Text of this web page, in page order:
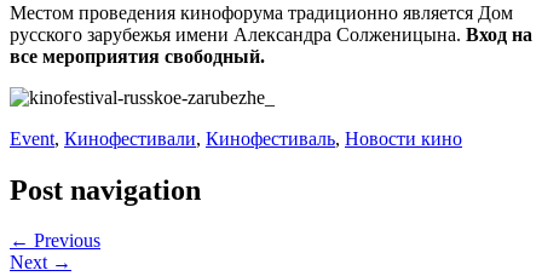
Местом проведения кинофорума традиционно является Дом
русского зарубежья имени Александра Солженицына. Вход на
все мероприятия свободный.
Event, Кинофестивали, Кинофестиваль, Новости кино
Post navigation
← Previous
Next →